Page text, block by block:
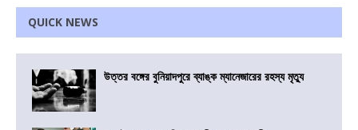
QUICK NEWS
উত্তর বঙ্গের বুনিয়াদপুরে ব্যাঙ্ক ম্যানেজারের রহস্য মৃত্যু